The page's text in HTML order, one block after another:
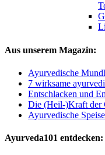
Aus unserem Magazin:
Ayurvedische
7 wirksame
Entschlacken und
Die (Heil-)Kraft der
Ayurvedische
Ayurveda101 entdecken: